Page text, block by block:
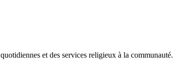
et des services religieux à la communauté.